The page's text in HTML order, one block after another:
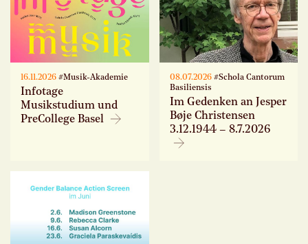
16.11.2026 #Musik-Akademie
Infotage
Musikstudium und
PreCollege Basel
08.07.2026#Schola Cantorum
Basiliensis
Im Gedenken an Jesper
Bøje Christensen
3.12.1944 – 8.7.2026